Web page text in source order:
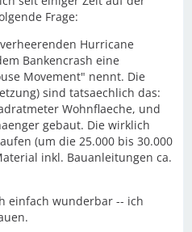
Frage:
Hurricane
Bankencrash eine
Movement" nennt. Die
sind tatsaechlich das:
Wohnflaeche, und
gebaut. Die wirklich
(um die 25.000 bis 30.000
inkl. Bauanleitungen ca.
einfach wunderbar -- ich